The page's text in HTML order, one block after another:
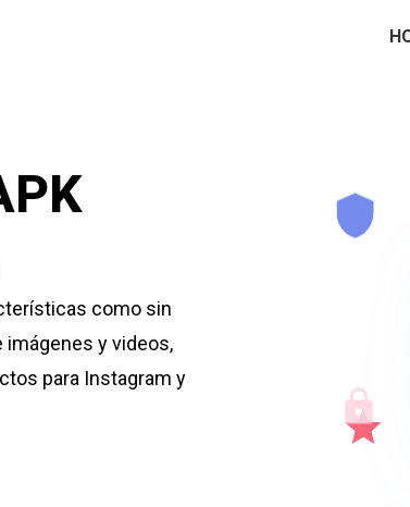
como sin
imágenes y videos,
para Instagram y